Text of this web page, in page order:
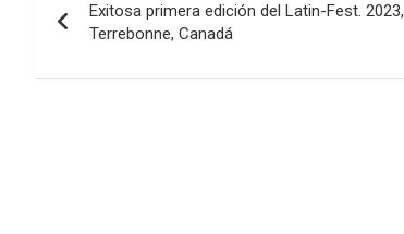
de
entradas
Exitosa primera edición del Latin-Fest. 2023,
Terrebonne, Canadá